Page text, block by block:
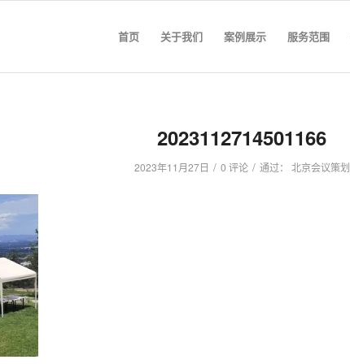
首页 关于我们 案例展示 服务范围
2023112714501166
2023年11月27日 / 0 评论 / 通过： 北京会议策划